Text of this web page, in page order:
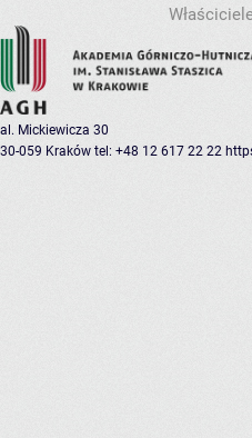
al. Mickiewicza 30
30-059 Kraków tel: +48 12 617 22 22